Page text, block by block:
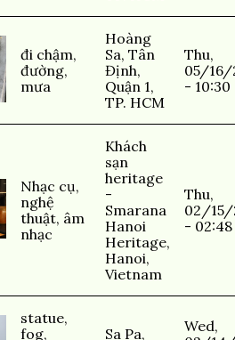
đi chậm,
đường,
mưa
Hoàng
Sa, Tân
Định,
Quận 1,
TP. HCM
Thu,
05/16/
- 10:30
Nhạc cụ,
nghệ
thuật, âm
nhạc
Khách
sạn
heritage
-
Smarana
Hanoi
Heritage,
Hanoi,
Vietnam
Thu,
02/15/
- 02:48
statue,
fog,
Sa Pa,
Wed,